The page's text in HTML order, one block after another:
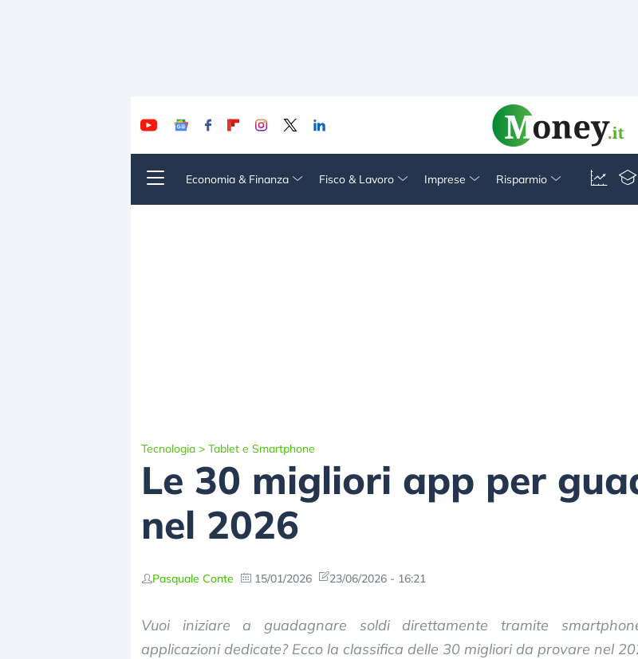
Economia & Finanza Fisco & Lavoro Imprese Risparmio
Tecnologia > Tablet e Smartphone
Le 30 migliori app per
nel 2026
Pasquale Conte 15/01/2026 23/06/2026 - 16:21
Vuoi iniziare a guadagnare soldi direttamente tramite
applicazioni dedicate? Ecco la classifica delle 30 migliori da provare nel